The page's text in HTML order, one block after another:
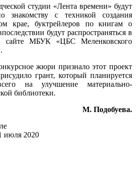
студии «Лента времени» будут
знакомству с техникой создания
крае, буктрейлеров по книгам о
будут распространяться в
сайте МБУК «ЦБС Меленковского
жюри признало этот проект
грант, который планируется
на улучшение материально-
библиотеки.
М. Подобуева.
июля 2020